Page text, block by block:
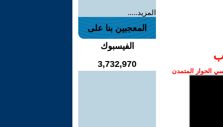
الحوار المتمدن
المزيد.....
المعجبين بنا على
الفيسبوك
3,732,970